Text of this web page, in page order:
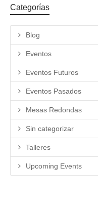
Categorías
Blog
Eventos
Eventos Futuros
Eventos Pasados
Mesas Redondas
Sin categorizar
Talleres
Upcoming Events